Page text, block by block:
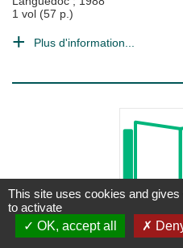
1 vol (57 p.)
Plus d'information...
This site uses cookies and
to activate
OK, accept all